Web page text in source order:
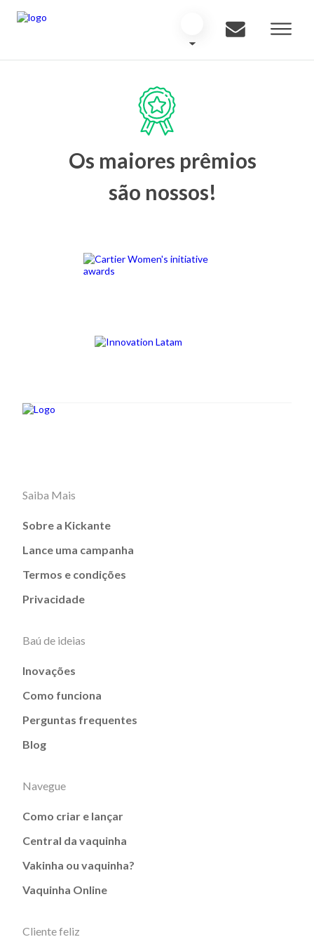
Os maiores prêmios
são nossos!
Saiba Mais
Sobre a Kickante
Lance uma campanha
Termos e condições
Privacidade
Baú de ideias
Inovações
Como funciona
Perguntas frequentes
Blog
Navegue
Como criar e lançar
Central da vaquinha
Vakinha ou vaquinha?
Vaquinha Online
Cliente feliz